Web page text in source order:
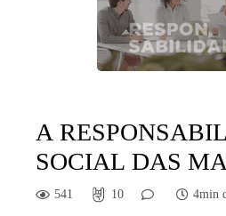
A
SOCIAL DAS
541 10 4min